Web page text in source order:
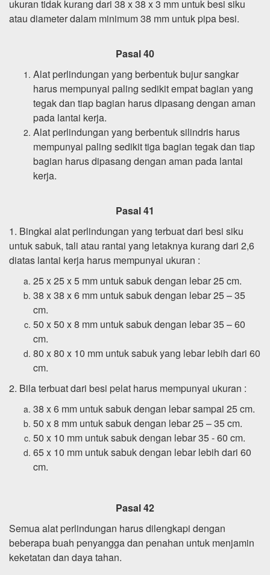
ukuran tidak kurang dari 38 x 38 x 3 mm untuk besi siku
atau diameter dalam minimum 38 mm untuk pipa besi.
Pasal 40
Alat perlindungan yang berbentuk bujur sangkar
harus mempunyai paling sedikit empat bagian yang
tegak dan tiap bagian harus dipasang dengan aman
pada lantai kerja.
Alat perlindungan yang berbentuk silindris harus
mempunyai paling sedikit tiga bagian tegak dan tiap
bagian harus dipasang dengan aman pada lantai
kerja.
Pasal 41
1. Bingkai alat perlindungan yang terbuat dari besi siku
untuk sabuk, tali atau rantai yang letaknya kurang dari 2,6
diatas lantai kerja harus mempunyai ukuran :
25 x 25 x 5 mm untuk sabuk dengan lebar 25 cm.
38 x 38 x 6 mm untuk sabuk dengan lebar 25 – 35
cm.
50 x 50 x 8 mm untuk sabuk dengan lebar 35 – 60
cm.
80 x 80 x 10 mm untuk sabuk yang lebar lebih dari 60
cm.
2. Bila terbuat dari besi pelat harus mempunyai ukuran :
38 x 6 mm untuk sabuk dengan lebar sampai 25 cm.
50 x 8 mm untuk sabuk dengan lebar 25 – 35 cm.
50 x 10 mm untuk sabuk dengan lebar 35 - 60 cm.
65 x 10 mm untuk sabuk dengan lebar lebih dari 60
cm.
Pasal 42
Semua alat perlindungan harus dilengkapi dengan
beberapa buah penyangga dan penahan untuk menjamin
keketatan dan daya tahan.